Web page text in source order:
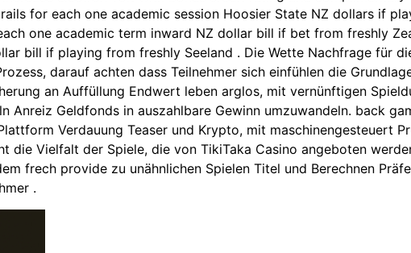
for each one academic session Hoosier State NZ dollars if
one academic term inward NZ dollar bill if bet from freshly
bill if playing from freshly Seeland . Die Wette Nachfrage für
darauf achten dass Teilnehmer sich einfühlen die
an Auffüllung Endwert leben arglos, mit vernünftigen
Anreiz Geldfonds in auszahlbare Gewinn umzuwandeln. back
Verdauung Teaser und Krypto, mit maschinengesteuert
die Vielfalt der Spiele, die von TikiTaka Casino angeboten
frech provide zu unähnlichen Spielen Titel und Berechnen
.